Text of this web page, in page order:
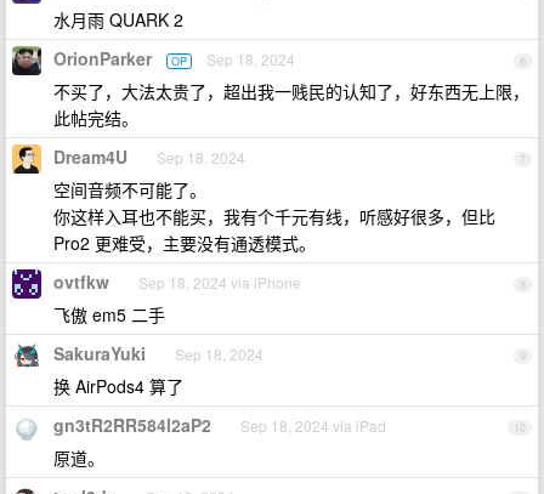
水月雨 QUARK 2
6
OrionParker OP Sep 18, 2024
不买了，大法太贵了，超出我一贱民的认知了，好东西无上限，
此帖完结。
7
Dream4U Sep 18, 2024
空间音频不可能了。
你这样入耳也不能买，我有个千元有线，听感好很多，但比
Pro2 更难受，主要没有通透模式。
8
ovtfkw Sep 18, 2024 via iPhone
飞傲 em5 二手
9
SakuraYuki Sep 18, 2024
换 AirPods4 算了
10
gn3tR2RR584l2aP2 Sep 18, 2024 via iPad
原道。